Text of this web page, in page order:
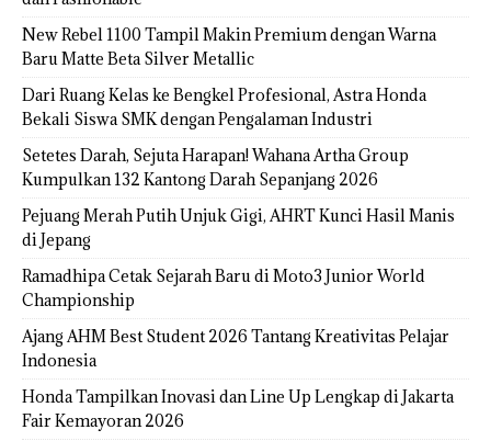
New Rebel 1100 Tampil Makin Premium dengan Warna
Baru Matte Beta Silver Metallic
Dari Ruang Kelas ke Bengkel Profesional, Astra Honda
Bekali Siswa SMK dengan Pengalaman Industri
Setetes Darah, Sejuta Harapan! Wahana Artha Group
Kumpulkan 132 Kantong Darah Sepanjang 2026
Pejuang Merah Putih Unjuk Gigi, AHRT Kunci Hasil Manis
di Jepang
Ramadhipa Cetak Sejarah Baru di Moto3 Junior World
Championship
Ajang AHM Best Student 2026 Tantang Kreativitas Pelajar
Indonesia
Honda Tampilkan Inovasi dan Line Up Lengkap di Jakarta
Fair Kemayoran 2026